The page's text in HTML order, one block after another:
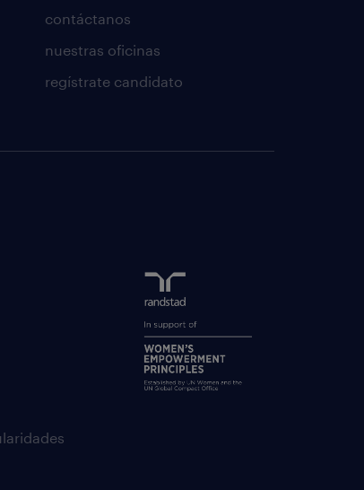
contáctanos
nuestras oficinas
regístrate candidato